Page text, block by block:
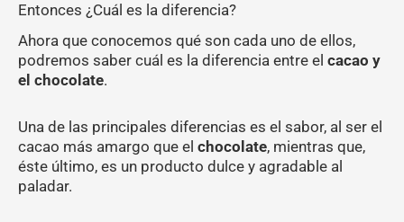
Entonces ¿Cuál es la diferencia?
Ahora que conocemos qué son cada uno de ellos,
podremos saber cuál es la diferencia entre el cacao y
el chocolate.
Una de las principales diferencias es el sabor, al ser el
cacao más amargo que el chocolate, mientras que,
éste último, es un producto dulce y agradable al
paladar.